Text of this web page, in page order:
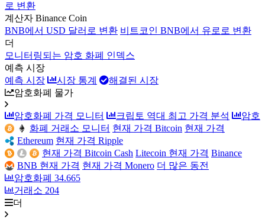
로 변환
계산자 Binance Coin
BNB에서 USD 달러로 변환 비트코인 BNB에서 유로로 변환
더
모니터링되는 암호 화폐 인덱스
예측 시장
예측 시장
시장 통계
해결된 시장
암호화폐 물가
암호화폐 가격 모니터 크립토 역대 최고 가격 분석
암호
화폐 거래소 모니터 현재 가격 Bitcoin 현재 가격
Ethereum 현재 가격 Ripple
현재 가격 Bitcoin Cash Litecoin 현재 가격 Binance
BNB 현재 가격 현재 가격 Monero 더 많은 동전
암호화폐 34.665
거래소 204
더